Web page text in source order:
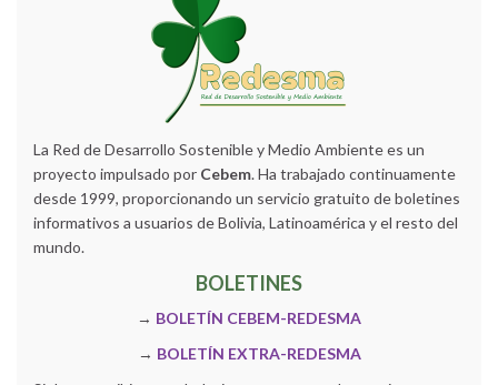
La Red de Desarrollo Sostenible y Medio Ambiente es un
proyecto impulsado por Cebem. Ha trabajado continuamente
desde 1999, proporcionando un servicio gratuito de boletines
informativos a usuarios de Bolivia, Latinoamérica y el resto del
mundo.
BOLETINES
→ BOLETÍN CEBEM-REDESMA
→ BOLETÍN EXTRA-REDESMA